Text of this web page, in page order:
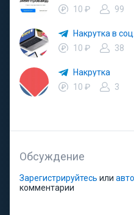
10 ₽
99
Накрутка в
10 ₽
38
Накрутка
10 ₽
3
Обсуждение
Зарегистрируйтесь или
комментарии